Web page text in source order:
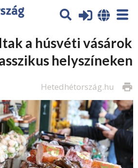
a húsvéti vásárok
helyszíneken
print
Hetedhétország.hu